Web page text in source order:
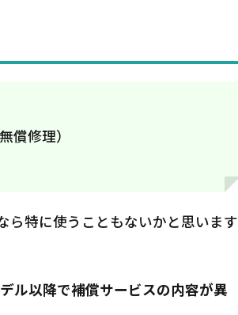
償修理）
ら特に使うこともないかと思います
ル以降で補償サービスの内容が異